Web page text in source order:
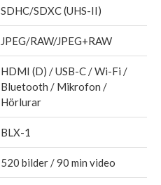
SDHC/SDXC (UHS-II)
JPEG/RAW/JPEG+RAW
HDMI (D) / USB-C / Wi-Fi /
Bluetooth / Mikrofon /
Hörlurar
BLX-1
520 bilder / 90 min video